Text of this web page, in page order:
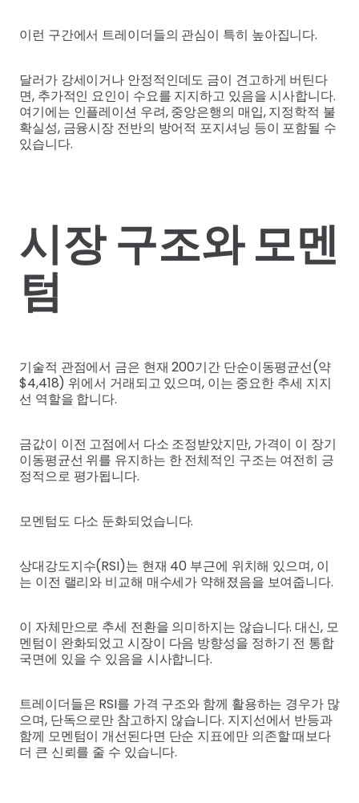
이런 구간에서 트레이더들의 관심이 특히 높아집니다.
달러가 강세이거나 안정적인데도 금이 견고하게 버틴다
면, 추가적인 요인이 수요를 지지하고 있음을 시사합니다.
여기에는 인플레이션 우려, 중앙은행의 매입, 지정학적 불
확실성, 금융시장 전반의 방어적 포지셔닝 등이 포함될 수
있습니다.
시장 구조와 모멘
텀
기술적 관점에서 금은 현재 200기간 단순이동평균선(약
$4,418) 위에서 거래되고 있으며, 이는 중요한 추세 지지
선 역할을 합니다.
금값이 이전 고점에서 다소 조정받았지만, 가격이 이 장기
이동평균선 위를 유지하는 한 전체적인 구조는 여전히 긍
정적으로 평가됩니다.
모멘텀도 다소 둔화되었습니다.
상대강도지수(RSI)는 현재 40 부근에 위치해 있으며, 이
는 이전 랠리와 비교해 매수세가 약해졌음을 보여줍니다.
이 자체만으로 추세 전환을 의미하지는 않습니다. 대신, 모
멘텀이 완화되었고 시장이 다음 방향성을 정하기 전 통합
국면에 있을 수 있음을 시사합니다.
트레이더들은 RSI를 가격 구조와 함께 활용하는 경우가 많
으며, 단독으로만 참고하지 않습니다. 지지선에서 반등과
함께 모멘텀이 개선된다면 단순 지표에만 의존할 때보다
더 큰 신뢰를 줄 수 있습니다.